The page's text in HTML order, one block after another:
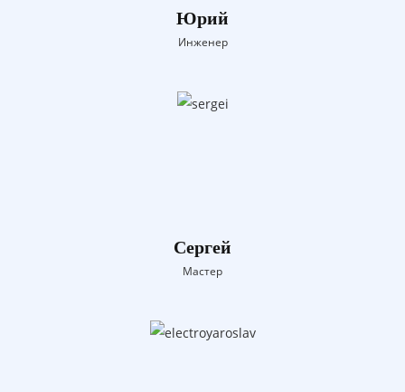
Юрий
Инженер
Сергей
Мастер